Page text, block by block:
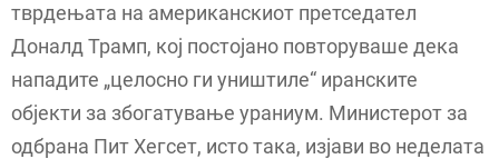
тврдењата на американскиот претседател
Доналд Трамп, кој постојано повторуваше дека
нападите „целосно ги уништиле“ иранските
објекти за збогатување ураниум. Министерот за
одбрана Пит Хегсет, исто така, изјави во неделата